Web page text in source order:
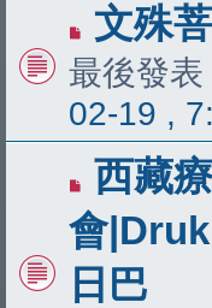
文殊
最後發表
02-19 ,
西藏
會
日巴